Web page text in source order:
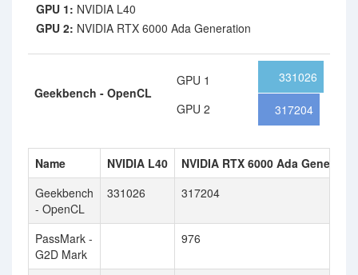
GPU 1: NVIDIA L40
GPU 2: NVIDIA RTX 6000 Ada Generation
Geekbench - OpenCL
GPU 1
GPU 2
331026
317204
Name NVIDIA L40
NVIDIA RTX 6000 Ada
Geekbench
- OpenCL
331026 317204
PassMark -
G2D Mark
976